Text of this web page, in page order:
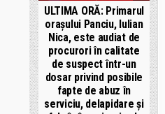
ULTIMA ORĂ: Primarul
orașului Panciu, Iulian
Nica, este audiat de
procurori în calitate
de suspect într-un
dosar privind posibile
fapte de abuz în
serviciu, delapidare și